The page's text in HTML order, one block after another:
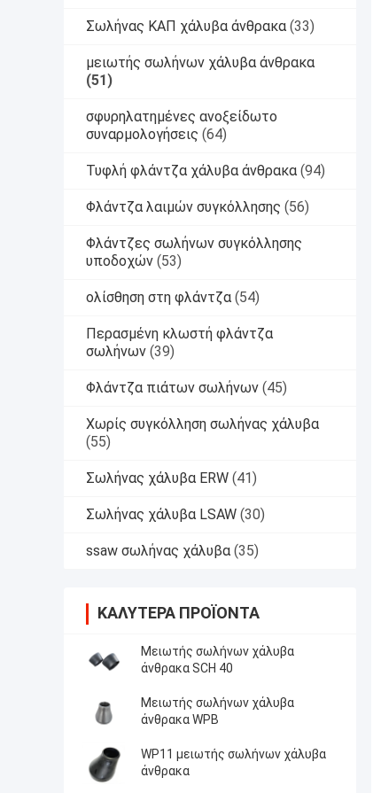
Σωλήνας ΚΑΠ χάλυβα άνθρακα (33)
μειωτής σωλήνων χάλυβα άνθρακα
(51)
σφυρηλατημένες ανοξείδωτο
συναρμολογήσεις (64)
Τυφλή φλάντζα χάλυβα άνθρακα (94)
Φλάντζα λαιμών συγκόλλησης (56)
Φλάντζες σωλήνων συγκόλλησης
υποδοχών (53)
ολίσθηση στη φλάντζα (54)
Περασμένη κλωστή φλάντζα
σωλήνων (39)
Φλάντζα πιάτων σωλήνων (45)
Χωρίς συγκόλληση σωλήνας χάλυβα
(55)
Σωλήνας χάλυβα ERW (41)
Σωλήνας χάλυβα LSAW (30)
ssaw σωλήνας χάλυβα (35)
ΚΑΛΎΤΕΡΑ ΠΡΟΪΌΝΤΑ
Μειωτής σωλήνων χάλυβα
άνθρακα SCH 40
Μειωτής σωλήνων χάλυβα
άνθρακα WPB
WP11 μειωτής σωλήνων χάλυβα
άνθρακα